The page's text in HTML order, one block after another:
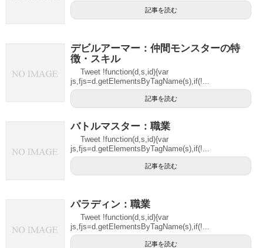
記事を読む
デビルアーマー：仲間モンスターの特
徴・スキル
Tweet !function(d,s,id){var
js,fjs=d.getElementsByTagName(s),if(!...
記事を読む
バトルマスター：職業
Tweet !function(d,s,id){var
js,fjs=d.getElementsByTagName(s),if(!...
記事を読む
パラディン：職業
Tweet !function(d,s,id){var
js,fjs=d.getElementsByTagName(s),if(!...
記事を読む